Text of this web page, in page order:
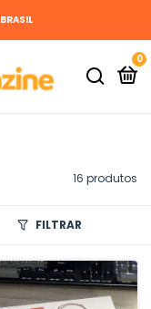
0
16 produtos
FILTRAR